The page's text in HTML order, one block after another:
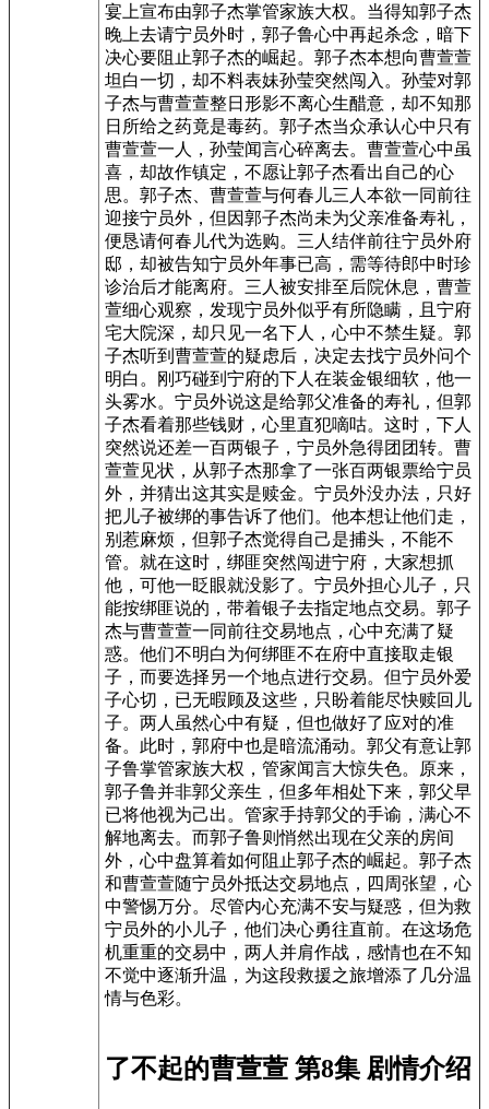
宴上宣布由郭子杰掌管家族大权。当得知郭子杰
晚上去请宁员外时，郭子鲁心中再起杀念，暗下
决心要阻止郭子杰的崛起。郭子杰本想向曹萱萱
坦白一切，却不料表妹孙莹突然闯入。孙莹对郭
子杰与曹萱萱整日形影不离心生醋意，却不知那
日所给之药竟是毒药。郭子杰当众承认心中只有
曹萱萱一人，孙莹闻言心碎离去。曹萱萱心中虽
喜，却故作镇定，不愿让郭子杰看出自己的心
思。郭子杰、曹萱萱与何春儿三人本欲一同前往
迎接宁员外，但因郭子杰尚未为父亲准备寿礼，
便恳请何春儿代为选购。三人结伴前往宁员外府
邸，却被告知宁员外年事已高，需等待郎中时珍
诊治后才能离府。三人被安排至后院休息，曹萱
萱细心观察，发现宁员外似乎有所隐瞒，且宁府
宅大院深，却只见一名下人，心中不禁生疑。郭
子杰听到曹萱萱的疑虑后，决定去找宁员外问个
明白。刚巧碰到宁府的下人在装金银细软，他一
头雾水。宁员外说这是给郭父准备的寿礼，但郭
子杰看着那些钱财，心里直犯嘀咕。这时，下人
突然说还差一百两银子，宁员外急得团团转。曹
萱萱见状，从郭子杰那拿了一张百两银票给宁员
外，并猜出这其实是赎金。宁员外没办法，只好
把儿子被绑的事告诉了他们。他本想让他们走，
别惹麻烦，但郭子杰觉得自己是捕头，不能不
管。就在这时，绑匪突然闯进宁府，大家想抓
他，可他一眨眼就没影了。宁员外担心儿子，只
能按绑匪说的，带着银子去指定地点交易。郭子
杰与曹萱萱一同前往交易地点，心中充满了疑
惑。他们不明白为何绑匪不在府中直接取走银
子，而要选择另一个地点进行交易。但宁员外爱
子心切，已无暇顾及这些，只盼着能尽快赎回儿
子。两人虽然心中有疑，但也做好了应对的准
备。此时，郭府中也是暗流涌动。郭父有意让郭
子鲁掌管家族大权，管家闻言大惊失色。原来，
郭子鲁并非郭父亲生，但多年相处下来，郭父早
已将他视为己出。管家手持郭父的手谕，满心不
解地离去。而郭子鲁则悄然出现在父亲的房间
外，心中盘算着如何阻止郭子杰的崛起。郭子杰
和曹萱萱随宁员外抵达交易地点，四周张望，心
中警惕万分。尽管内心充满不安与疑惑，但为救
宁员外的小儿子，他们决心勇往直前。在这场危
机重重的交易中，两人并肩作战，感情也在不知
不觉中逐渐升温，为这段救援之旅增添了几分温
情与色彩。
了不起的曹萱萱 第8集 剧情介绍